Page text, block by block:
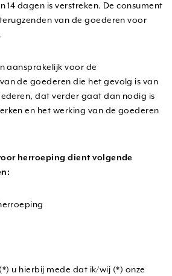
14 dagen is verstreken. De consument
van de goederen voor
aansprakelijk voor de
de goederen die het gevolg is van
dat verder gaat dan nodig is
en het werking van de goederen
herroeping dient volgende
u hierbij mede dat ik/wij (*) onze